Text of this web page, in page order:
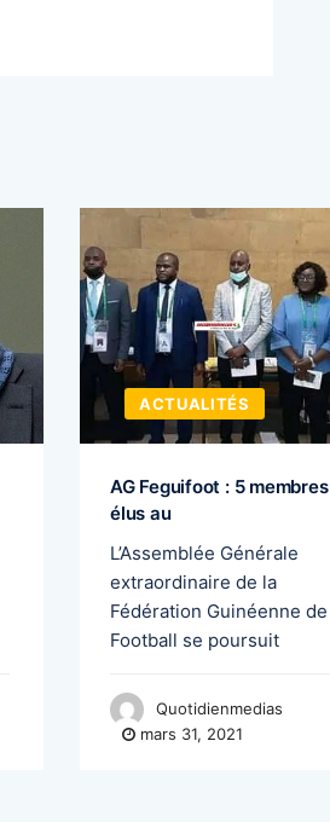
ACTUALITÉS
AG Feguifoot : 5 membres
élus au
L’Assemblée Générale
extraordinaire de la
Fédération Guinéenne de
Football se poursuit
Quotidienmedias
mars 31, 2021